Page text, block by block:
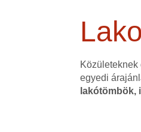
Közületeknek
egyedi
lakótömbök,